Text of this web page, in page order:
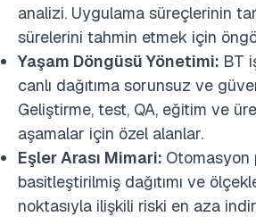
analizi. Uygulama süreçlerinin
sürelerini tahmin etmek için
Yaşam Döngüsü Yönetimi: BT
canlı dağıtıma sorunsuz ve
Geliştirme, test, QA, eğitim ve
aşamalar için özel alanlar.
Eşler Arası Mimari: Otomasyon
basitleştirilmiş dağıtımı ve
noktasıyla ilişkili riski en aza